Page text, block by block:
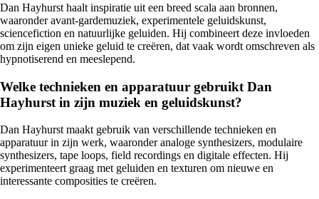
Dan Hayhurst haalt inspiratie uit een breed scala aan bronnen,
waaronder avant-gardemuziek, experimentele geluidskunst,
sciencefiction en natuurlijke geluiden. Hij combineert deze invloeden
om zijn eigen unieke geluid te creëren, dat vaak wordt omschreven als
hypnotiserend en meeslepend.
Welke technieken en apparatuur gebruikt Dan
Hayhurst in zijn muziek en geluidskunst?
Dan Hayhurst maakt gebruik van verschillende technieken en
apparatuur in zijn werk, waaronder analoge synthesizers, modulaire
synthesizers, tape loops, field recordings en digitale effecten. Hij
experimenteert graag met geluiden en texturen om nieuwe en
interessante composities te creëren.